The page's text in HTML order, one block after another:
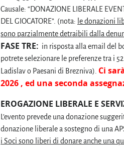
Causale: “DONAZIONE LIBERALE
DEL GIOCATORE”. (nota: le donazioni
sono parzialmente detraibili dalla
FASE TRE: in risposta alla email del
potrete selezionare le preferenze tra i
Ladislav o Paesani di Brezniva). Ci
2026 , ed una seconda
EROGAZIONE LIBERALE E
L’evento prevede una donazione
donazione liberale a sostegno di una
i Soci sono liberi di donare anche una